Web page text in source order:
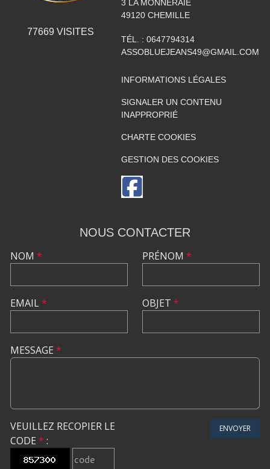
77669 VISITES
3 LA MONNERAIE
49120 CHEMILLE
TÉL. : 0647794314
ASSOBLUEJEANS49@GMAIL.COM
INFORMATIONS LÉGALES
SIGNALER UN CONTENU
INAPPROPRIÉ
CHARTE COOKIES
GESTION DES COOKIES
NOUS CONTACTER
NOM *
EMAIL*
PRÉNOM *
OBJET *
MESSAGE *
VEUILLEZ RECOPIER LE
CODE * :
ENVOYER